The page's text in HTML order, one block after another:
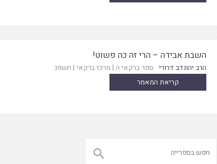
השבת אבידה – הרי זה כה פשוט!
הרב יהונדב דרורי ספר ברקאי ה | מרכז ברקאי | תשפג
קריאת המאמר
